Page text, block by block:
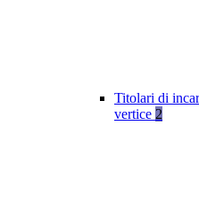
Titolari di
vertice 2